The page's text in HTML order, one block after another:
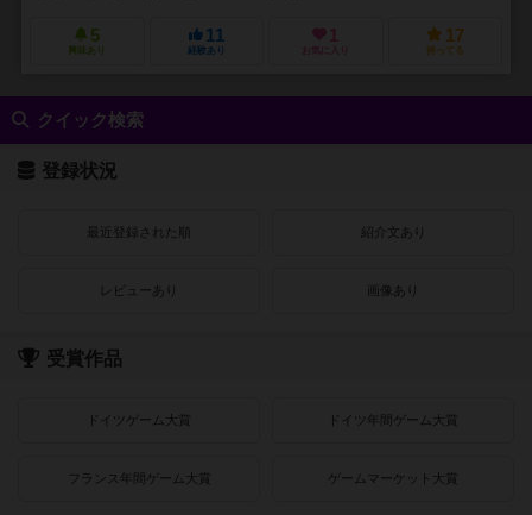
5
興味あり
11
経験あり
1
お気に入り
17
持ってる
クイック検索
登録状況
最近登録された順 紹介文あり
レビューあり 画像あり
受賞作品
ドイツゲーム大賞 ドイツ年間ゲーム大賞
フランス年間ゲーム大賞 ゲームマーケット大賞